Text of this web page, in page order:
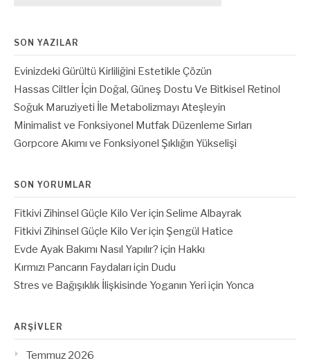
SON YAZILAR
Evinizdeki Gürültü Kirliliğini Estetikle Çözün
Hassas Ciltler İçin Doğal, Güneş Dostu Ve Bitkisel Retinol
Soğuk Maruziyeti İle Metabolizmayı Ateşleyin
Minimalist ve Fonksiyonel Mutfak Düzenleme Sırları
Gorpcore Akımı ve Fonksiyonel Şıklığın Yükselişi
SON YORUMLAR
Fitkivi Zihinsel Güçle Kilo Veriçin Selime Albayrak
Fitkivi Zihinsel Güçle Kilo Veriçin Şengül Hatice
Evde Ayak Bakımı Nasıl Yapılır? için Hakkı
Kırmızı Pancarın Faydaları için Dudu
Stres ve Bağışıklık İlişkisinde Yoganın Yeri için Yonca
ARŞIVLER
Temmuz 2026